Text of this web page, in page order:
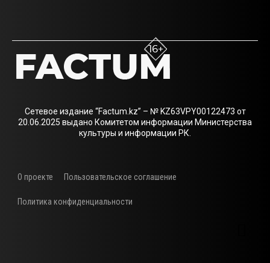
Сетевое издание “Factum.kz” – № KZ63VPY00122473 от
20.06.2025 выдано Комитетом информации Министерства
культуры и информации РК.
О проекте Пользовательское соглашение
Политика конфиденциальности